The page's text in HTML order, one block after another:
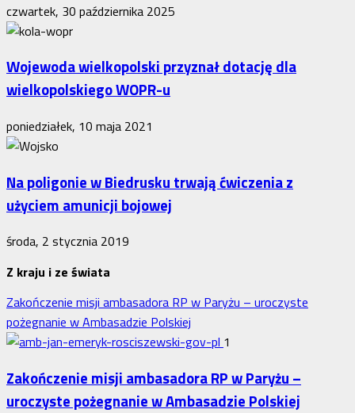
czwartek, 30 października 2025
Wojewoda wielkopolski przyznał dotację dla
wielkopolskiego WOPR-u
poniedziałek, 10 maja 2021
Na poligonie w Biedrusku trwają ćwiczenia z
użyciem amunicji bojowej
środa, 2 stycznia 2019
Z kraju i ze świata
Zakończenie misji ambasadora RP w Paryżu – uroczyste
pożegnanie w Ambasadzie Polskiej
1
Zakończenie misji ambasadora RP w Paryżu –
uroczyste pożegnanie w Ambasadzie Polskiej